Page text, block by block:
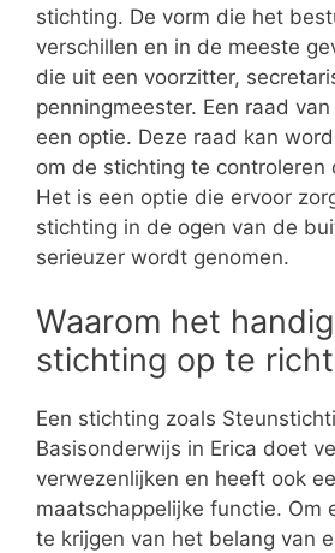
stichting. De vorm die het
verschillen en in de meeste
die uit een voorzitter,
penningmeester. Een raad
een optie. Deze raad kan
om de stichting te controleren
Het is een optie die ervoor
stichting in de ogen van de
serieuzer wordt genomen.
Waarom het
stichting op te
Een stichting zoals
Basisonderwijs in Erica doet
verwezenlijken en heeft ook
maatschappelijke functie. Om
te krijgen van het belang van